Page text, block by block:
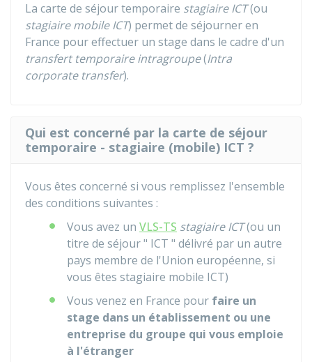
La carte de séjour temporaire stagiaire ICT(ou
stagiaire mobile ICT) permet de séjourner en
France pour effectuer un stage dans le cadre d'un
transfert temporaire intragroupe(Intra
corporate transfer).
Qui est concerné par la carte de séjour
temporaire - stagiaire (mobile) ICT ?
Vous êtes concerné si vous remplissez l'ensemble
des conditions suivantes :
Vous avez un VLS-TS stagiaire ICT(ou un
titre de séjour " ICT " délivré par un autre
pays membre de l'Union européenne, si
vous êtes stagiaire mobile ICT)
Vous venez en France pour faire un
stage dans un établissement ou une
entreprise du groupe qui vous emploie
à l'étranger